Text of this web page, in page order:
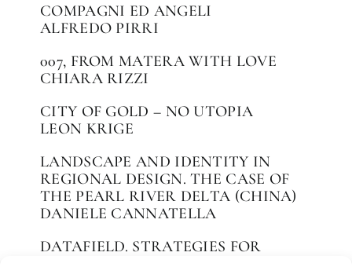
COMPAGNI ED ANGELI
ALFREDO PIRRI
007, FROM MATERA WITH LOVE
CHIARA RIZZI
CITY OF GOLD – NO UTOPIA
LEON KRIGE
LANDSCAPE AND IDENTITY IN
REGIONAL DESIGN. THE CASE OF
THE PEARL RIVER DELTA (CHINA)
DANIELE CANNATELLA
DATAFIELD. STRATEGIES FOR